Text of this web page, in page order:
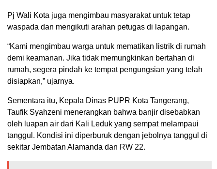
Pj Wali Kota juga mengimbau masyarakat untuk tetap
waspada dan mengikuti arahan petugas di lapangan.
“Kami mengimbau warga untuk mematikan listrik di rumah
demi keamanan. Jika tidak memungkinkan bertahan di
rumah, segera pindah ke tempat pengungsian yang telah
disiapkan,” ujarnya.
Sementara itu, Kepala Dinas PUPR Kota Tangerang,
Taufik Syahzeni menerangkan bahwa banjir disebabkan
oleh luapan air dari Kali Leduk yang sempat melampaui
tanggul. Kondisi ini diperburuk dengan jebolnya tanggul di
sekitar Jembatan Alamanda dan RW 22.